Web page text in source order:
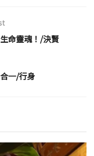
命靈魂！/決賢
一/行身